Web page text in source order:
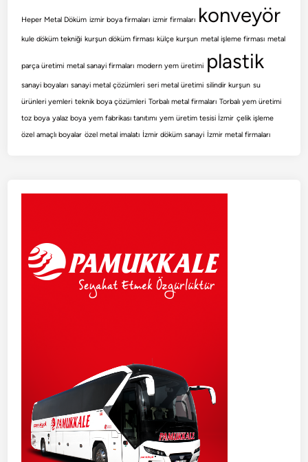
Heper Metal Döküm izmir boya firmaları izmir firmaları konveyör
kule döküm tekniği kurşun döküm firması külçe kurşun metal işleme firması metal
parça üretimi metal sanayi firmaları modern yem üretimi plastik
sanayi boyaları sanayi metal çözümleri seri metal üretimi silindir kurşun su
ürünleri yemleri teknik boya çözümleri Torbalı metal firmaları Torbalı yem üretimi
toz boya yalaz boya yem fabrikası tanıtımı yem üretim tesisi İzmir çelik işleme
özel amaçlı boyalar özel metal imalatı İzmir döküm sanayi İzmir metal firmaları